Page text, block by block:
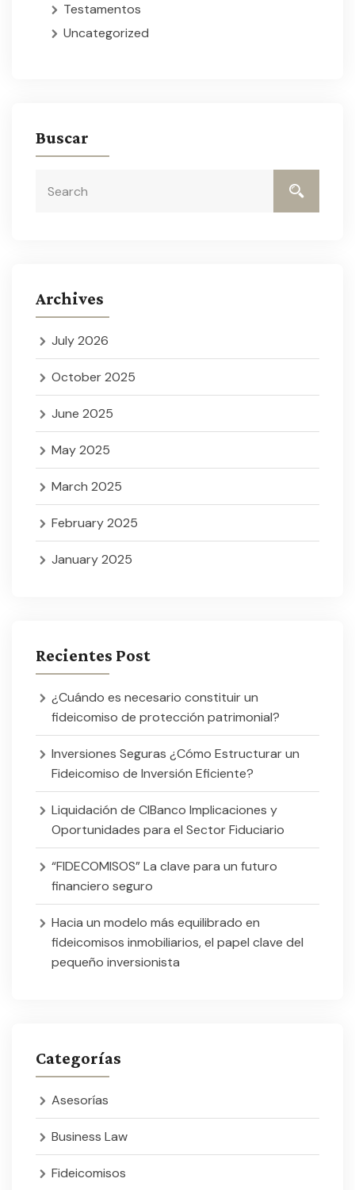
Testamentos
Uncategorized
Buscar
Archives
July 2026
October 2025
June 2025
May 2025
March 2025
February 2025
January 2025
Recientes Post
¿Cuándo es necesario constituir un
fideicomiso de protección patrimonial?
Inversiones Seguras ¿Cómo Estructurar un
Fideicomiso de Inversión Eficiente?
Liquidación de CIBanco Implicaciones y
Oportunidades para el Sector Fiduciario
“FIDECOMISOS” La clave para un futuro
financiero seguro
Hacia un modelo más equilibrado en
fideicomisos inmobiliarios, el papel clave del
pequeño inversionista
Categorías
Asesorías
Business Law
Fideicomisos